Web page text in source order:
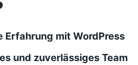
Erfahrung mit WordPress
und zuverlässiges Team